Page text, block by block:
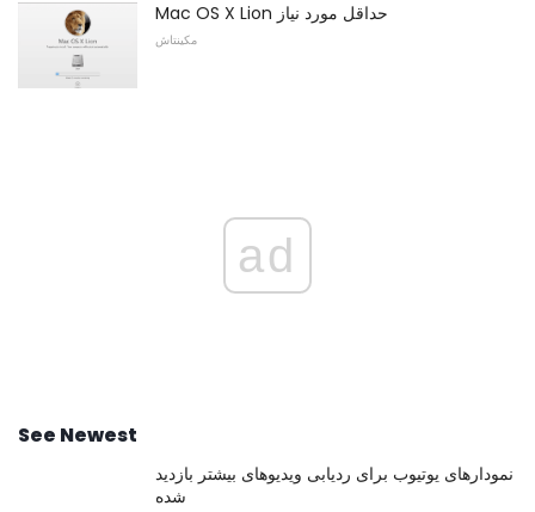
Mac OS X Lion حداقل مورد نیاز
مکینتاش
ad
See Newest
نمودارهای یوتیوب برای ردیابی ویدیوهای بیشتر بازدید
شده